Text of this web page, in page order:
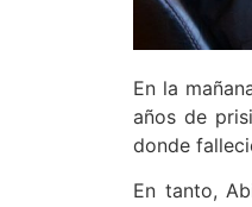
En la
años de
donde
En tanto,